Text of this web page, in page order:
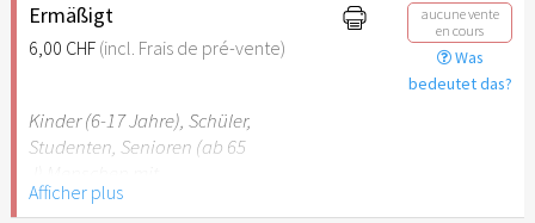
Ermäßigt
6,00 CHF (incl. Frais de pré-vente)
aucune vente
en cours
Was
bedeutet das?
Kinder (6-17 Jahre), Schüler,
Studenten, Senioren (ab 65
Behinderung (ab 50%),
Afficher plus